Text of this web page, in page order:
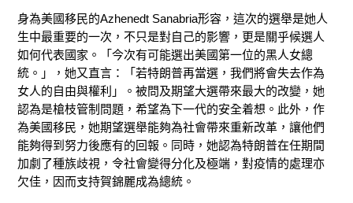
身為美國移民的Azhenedt Sanabria形容，這次的選舉是她人
生中最重要的一次，不只是對自己的影響，更是關乎候選人
如何代表國家。「今次有可能選出美國第一位的黑人女總
統。」，她又直言：「若特朗普再當選，我們將會失去作為
女人的自由與權利」。被問及期望大選帶來最大的改變，她
認為是槍枝管制問題，希望為下一代的安全着想。此外，作
為美國移民，她期望選舉能夠為社會帶來重新改革，讓他們
能夠得到努力後應有的回報。同時，她認為特朗普在任期間
加劇了種族歧視，令社會變得分化及極端，對疫情的處理亦
欠佳，因而支持賀錦麗成為總統。